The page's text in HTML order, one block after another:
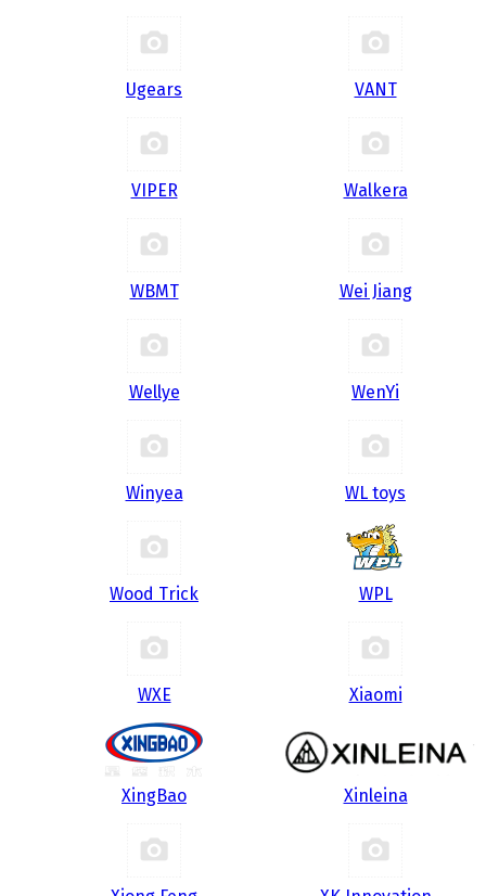
Ugears VANT
VIPER Walkera
WBMT Wei Jiang
Wellye WenYi
Winyea WL toys
Wood Trick WPL
WXE Xiaomi
XingBao Xinleina